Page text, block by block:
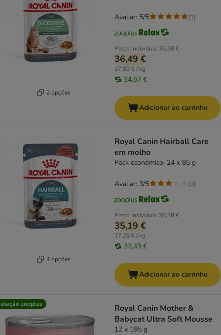
2 opções
Preço individual 36,58 €
36,49 €
17,89 € / kg
34,67 €
Avaliar: 5/5 (1)
Adicionar ao carrinho
4 opções
Royal Canin Hairball Care
em molho
Pack económico: 24 x 85 g
Preço individual 36,58 €
35,19 €
17,25 € / kg
33,43 €
Avaliar: 3/5 (2)
Adicionar ao carrinho
zooplus
Royal Canin Mother &
Babycat Ultra Soft Mousse
12 x 195 g